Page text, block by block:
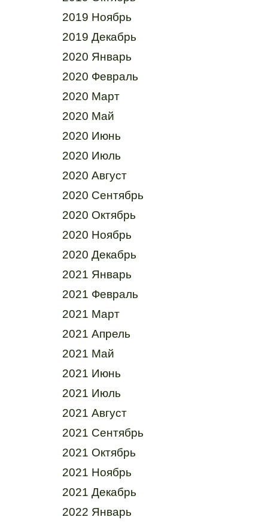
2019 Ноябрь
2019 Декабрь
2020 Январь
2020 Февраль
2020 Март
2020 Май
2020 Июнь
2020 Июль
2020 Август
2020 Сентябрь
2020 Октябрь
2020 Ноябрь
2020 Декабрь
2021 Январь
2021 Февраль
2021 Март
2021 Апрель
2021 Май
2021 Июнь
2021 Июль
2021 Август
2021 Сентябрь
2021 Октябрь
2021 Ноябрь
2021 Декабрь
2022 Январь